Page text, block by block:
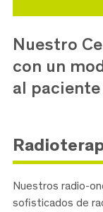
Nuestro
con un
al
Nuestros radio-
sofisticados de